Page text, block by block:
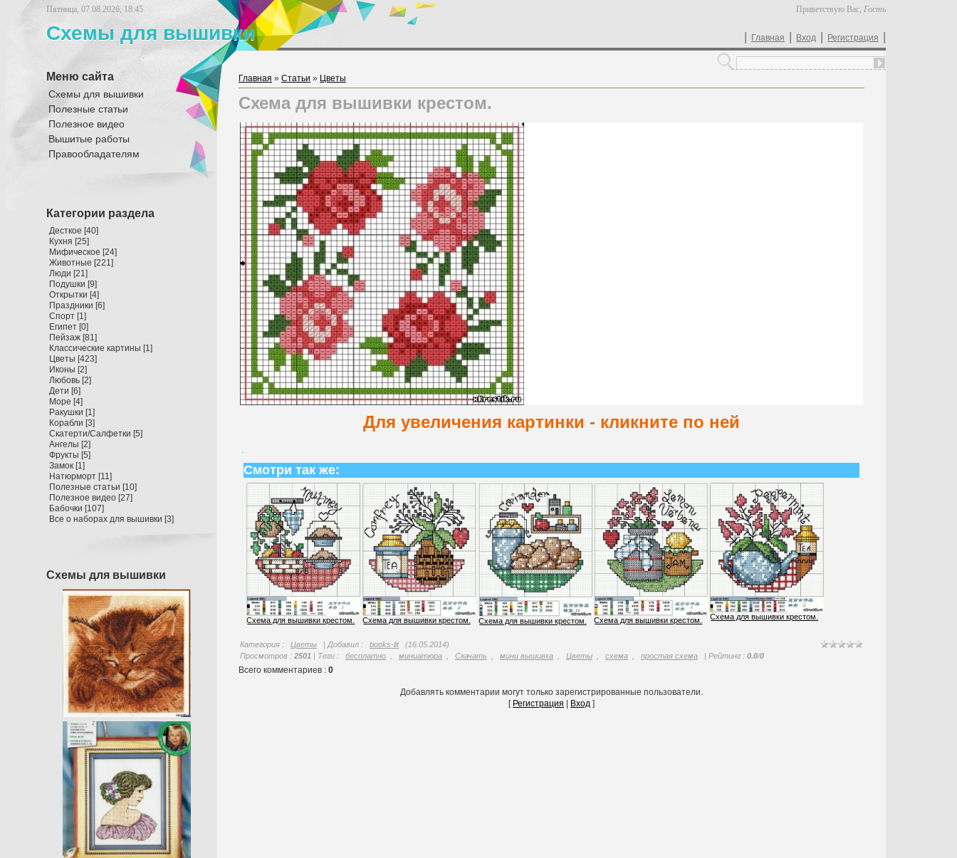
Пятница, 07.08.2026, 18:45 Приветствую Вас, Гость
Схемы для вышивки | Главная | Вход | Регистрация |
Меню сайта
Схемы для вышивки
Полезные статьи
Полезное видео
Вышитые работы
Правообладателям
Категории раздела
Десткое [40]
Кухня [25]
Мифическое [24]
Животные [221]
Люди [21]
Подушки [9]
Открытки [4]
Праздники [6]
Спорт [1]
Египет [0]
Пейзаж [81]
Классические картины [1]
Цветы [423]
Иконы [2]
Любовь [2]
Дети [6]
Море [4]
Ракушки [1]
Корабли [3]
Скатерти/Салфетки [5]
Ангелы [2]
Фрукты [5]
Замок [1]
Натюрморт [11]
Полезные статьи [10]
Полезное видео [27]
Бабочки [107]
Все о наборах для вышивки [3]
Схемы для вышивки
Главная » Статьи » Цветы
Схема для вышивки крестом.
Для увеличения картинки - кликните по ней
Смотри так же:
Схема для вышивки крестом. Схема для вышивки крестом. Схема для вышивки крестом. Схема для вышивки крестом. Схема для вышивки крестом.
Категория : Цветы | Добавил : books-lit
(16.05.2014)
Просмотров : 2501 | Теги : бесплатно миниатюра Скачать мини вышивка Цветы схема простая схема | Рейтинг : 0.0/0
Всего комментариев : 0
Добавлять комментарии могут только зарегистрированные пользователи.
[ Регистрация Вход ]